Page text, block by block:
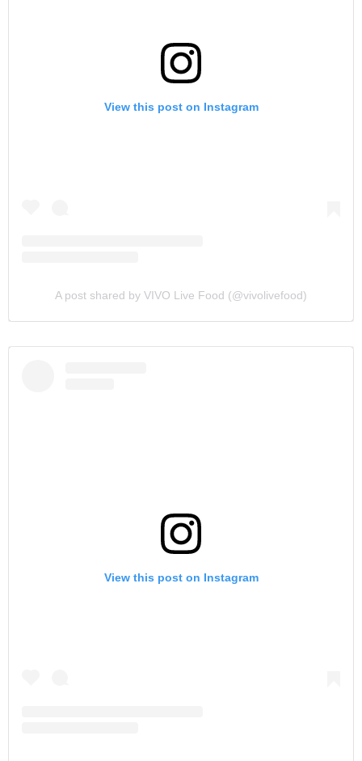
View this post on Instagram
A post shared by VIVO Live Food (@vivolivefood)
View this post on Instagram